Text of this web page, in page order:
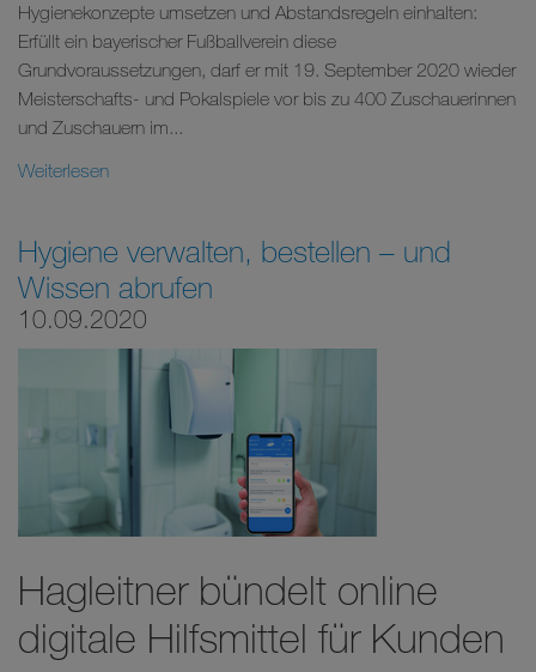
Hygienekonzepte umsetzen und Abstandsregeln einhalten:
Erfüllt ein bayerischer Fußballverein diese
Grundvoraussetzungen, darf er mit 19. September 2020 wieder
Meisterschafts- und Pokalspiele vor bis zu 400 Zuschauerinnen
und Zuschauern im...
Weiterlesen
Hygiene verwalten, bestellen – und
Wissen abrufen
10.09.2020
Hagleitner bündelt online
digitale Hilfsmittel für Kunden